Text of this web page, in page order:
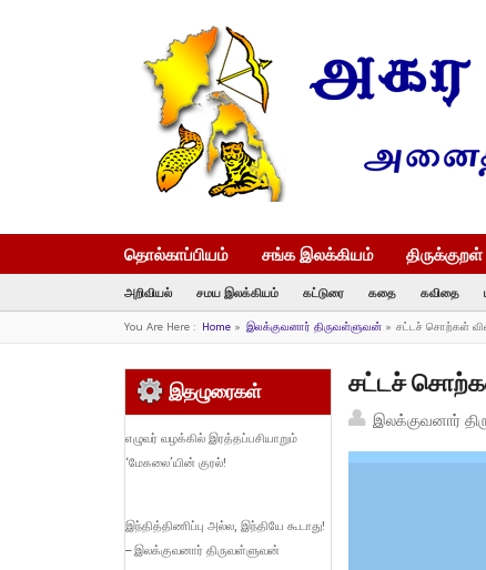
தொல்காப்பியம் சங்க இலக்கியம் திருக்குறள்
அறிவியல் சமய இலக்கியம் கட்டுரை கதை கவிதை
You Are Here : Home» இலக்குவனார் திருவள்ளுவன்» சட்டச் சொற்கள்
சட்டச்
இலக்குவனார்
இதழுரைகள்
எழுவர் வழக்கில் இரத்தப்பசியாறும்
‘மேகலை’யின் குரல்!
இந்தித்திணிப்பு அல்ல, இந்தியே கூடாது!
– இலக்குவனார் திருவள்ளுவன்